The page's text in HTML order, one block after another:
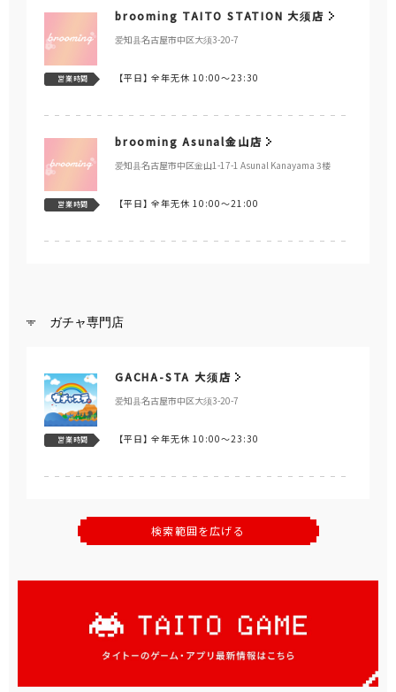
brooming TAITO STATION 大须店
爱知县名古屋市中区大须3-20-7
営業時間 【平日】全年无休 10:00～23:30
brooming Asunal金山店
爱知县名古屋市中区金山1-17-1 Asunal Kanayama 3楼
営業時間 【平日】全年无休 10:00～21:00
ガチャ専門店
GACHA-STA 大须店
爱知县名古屋市中区大须3-20-7
営業時間 【平日】全年无休 10:00～23:30
検索範囲を広げる